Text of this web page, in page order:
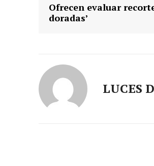
Ofrecen evaluar
doradas’
LUCES